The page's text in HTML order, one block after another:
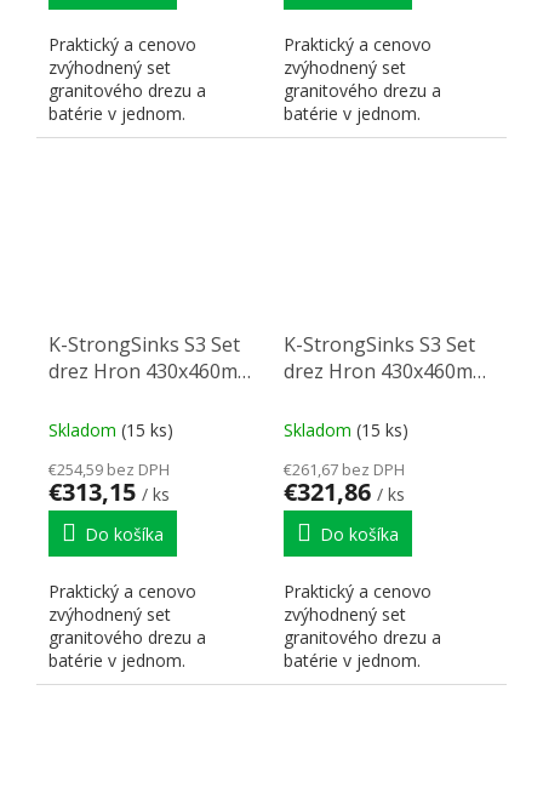
Praktický a cenovo
zvýhodnený set
granitového drezu a
batérie v jednom.
Praktický a cenovo
zvýhodnený set
granitového drezu a
batérie v jednom.
K-StrongSinks S3 Set
drez Hron 430x460mm
Loira čierna
Skladom (15 ks)
€254,59 bez DPH
€313,15 / ks
Do košíka
Praktický a cenovo
zvýhodnený set
granitového drezu a
batérie v jednom.
K-StrongSinks S3 Set
drez Hron 430x460mm
Ipoly čierna
Skladom (15 ks)
€261,67 bez DPH
€321,86 / ks
Do košíka
Praktický a cenovo
zvýhodnený set
granitového drezu a
batérie v jednom.